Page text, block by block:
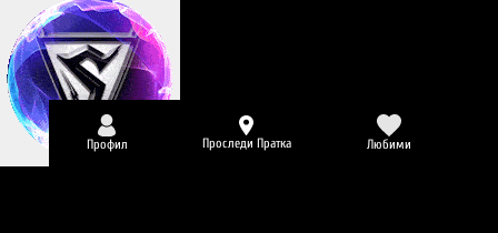
Профил Проследи Пратка Любими